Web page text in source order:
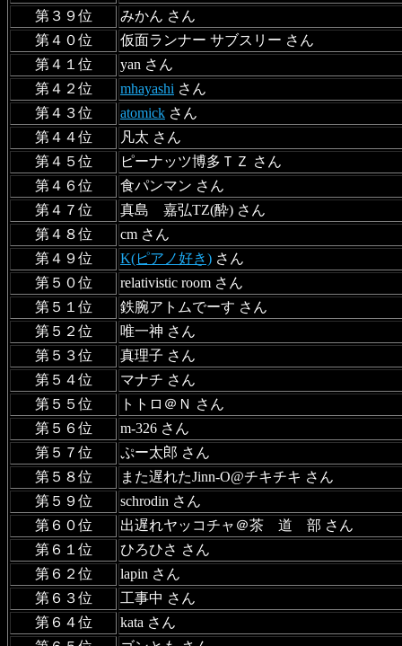
第３９位
みかん さん
第４０位
仮面ランナー サブスリー さん
第４１位
yan さん
第４２位
mhayashi さん
第４３位
atomick さん
第４４位
凡太 さん
第４５位
ピーナッツ博多ＴＺ さん
第４６位
食パンマン さん
第４７位
真島 嘉弘TZ(酔) さん
第４８位
cm さん
第４９位
K(ピアノ好き) さん
第５０位
relativistic room さん
第５１位
鉄腕アトムでーす さん
第５２位
唯一神 さん
第５３位
真理子 さん
第５４位
マナチ さん
第５５位
トトロ＠Ｎ さん
第５６位
m-326 さん
第５７位
ぷー太郎 さん
第５８位
また遅れたJinn-O@チキチキ さん
第５９位
schrodin さん
第６０位
出遅れヤッコチャ＠茶 道 部 さん
第６１位
ひろひさ さん
第６２位
lapin さん
第６３位
工事中 さん
第６４位
kata さん